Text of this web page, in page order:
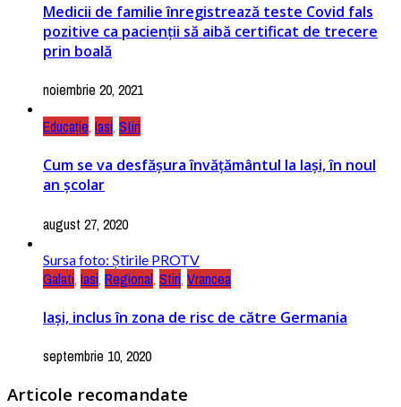
Medicii de familie înregistrează teste Covid fals
pozitive ca pacienții să aibă certificat de trecere
prin boală
noiembrie 20, 2021
Educație, Iasi, Stiri
Cum se va desfășura învățământul la Iași, în noul
an școlar
august 27, 2020
Sursa foto: Știrile PROTV
Galati, Iasi, Regional, Stiri, Vrancea
Iași, inclus în zona de risc de către Germania
septembrie 10, 2020
Articole recomandate